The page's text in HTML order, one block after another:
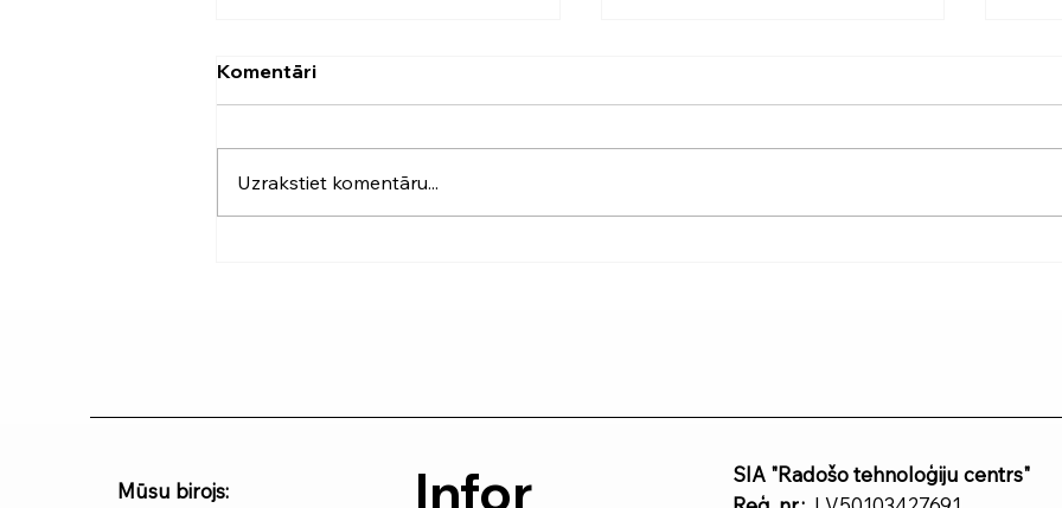
Komentāri
Uzrakstiet komentāru...
Mūsu birojs: Infor
SIA "Radošo tehnoloģiju centrs"